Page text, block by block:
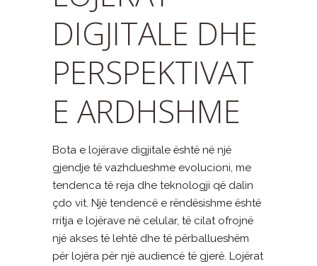
DIGJITALE DHE
PERSPEKTIVAT
E ARDHSHME
Bota e lojërave digjitale është në një
gjendje të vazhdueshme evolucioni, me
tendenca të reja dhe teknologji që dalin
çdo vit. Një tendencë e rëndësishme është
rritja e lojërave në celular, të cilat ofrojnë
një akses të lehtë dhe të përballueshëm
për lojëra për një audiencë të gjerë. Lojërat